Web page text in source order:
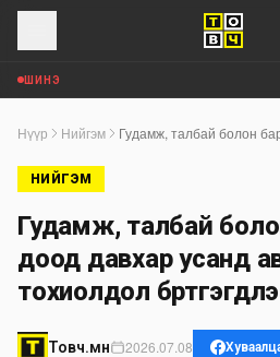
ШИНЭ
Нүүр Нийгэм
НИЙГЭМ
Гудамж, талбай
доод давхар усанд
тохиолдол
Товч.мн 2026.07.08